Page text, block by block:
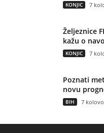
KONJIC 7
Željeznice
kažu o
KONJIC 7
Poznati
novu
BIH 7